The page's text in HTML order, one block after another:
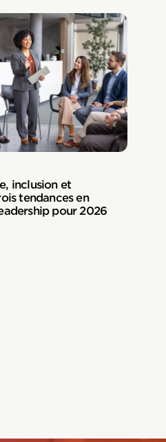
inclusion et
tendances en
pour 2026